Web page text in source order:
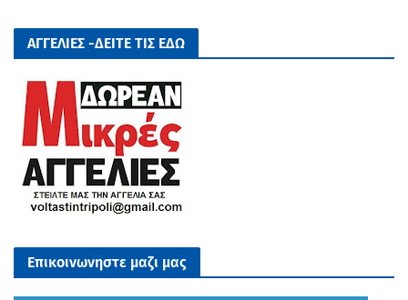
ΑΓΓΕΛΙΕΣ -ΔΕΙΤΕ ΤΙΣ ΕΔΩ
Επικοινωνηστε μαζι μας